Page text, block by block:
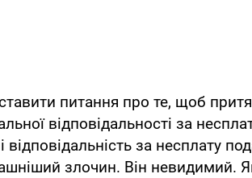
питання про те, щоб
відповідальності за
відповідальність за несплату
злочин. Він невидимий.